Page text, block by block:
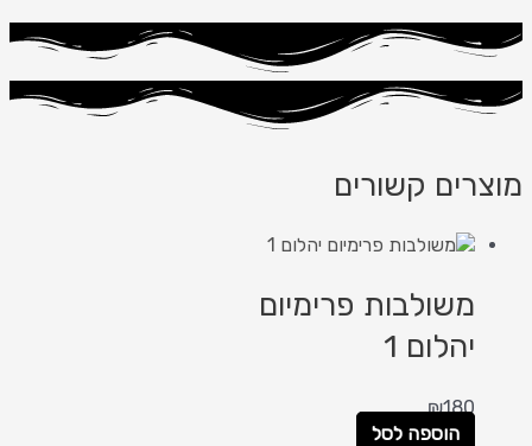
קשורים
משולבות פרימיום
יהלום 1
הוספה לסל